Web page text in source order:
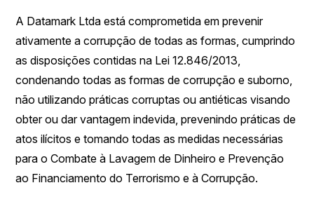
A Datamark Ltda está comprometida em prevenir
ativamente a corrupção de todas as formas, cumprindo
as disposições contidas na Lei 12.846/2013,
condenando todas as formas de corrupção e suborno,
não utilizando práticas corruptas ou antiéticas visando
obter ou dar vantagem indevida, prevenindo práticas de
atos ilícitos e tomando todas as medidas necessárias
para o Combate à Lavagem de Dinheiro e Prevenção
ao Financiamento do Terrorismo e à Corrupção.